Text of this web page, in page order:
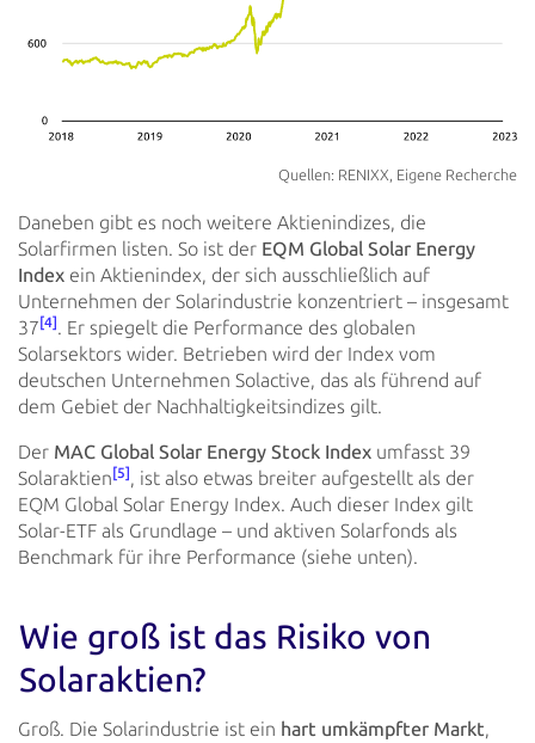
Quellen: RENIXX, Eigene Recherche
Daneben gibt es noch weitere Aktienindizes, die
Solarfirmen listen. So ist der EQM Global Solar Energy
Index ein Aktienindex, der sich ausschließlich auf
Unternehmen der Solarindustrie konzentriert – insgesamt
37 [4] . Er spiegelt die Performance des globalen
Solarsektors wider. Betrieben wird der Index vom
deutschen Unternehmen Solactive, das als führend auf
dem Gebiet der Nachhaltigkeitsindizes gilt.
Der MAC Global Solar Energy Stock Index umfasst 39
Solaraktien [5] , ist also etwas breiter aufgestellt als der
EQM Global Solar Energy Index. Auch dieser Index gilt
Solar-ETF als Grundlage – und aktiven Solarfonds als
Benchmark für ihre Performance (siehe unten).
Wie groß ist das Risiko von
Solaraktien?
Groß. Die Solarindustrie ist ein hart umkämpfter Markt,